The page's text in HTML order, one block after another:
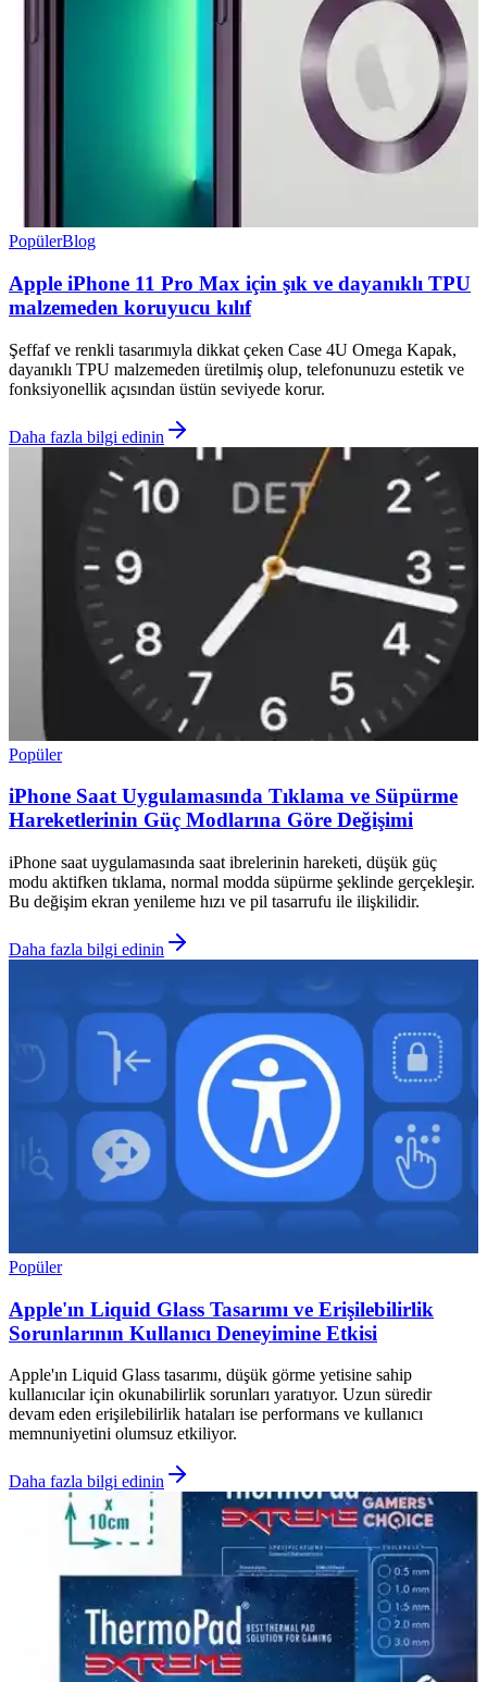
PopülerBlog
Apple iPhone 11 Pro Max için şık ve dayanıklı TPU
malzemeden koruyucu kılıf
Şeffaf ve renkli tasarımıyla dikkat çeken Case 4U Omega Kapak,
dayanıklı TPU malzemeden üretilmiş olup, telefonunuzu estetik ve
fonksiyonellik açısından üstün seviyede korur.
Daha fazla bilgi edinin
Popüler
iPhone Saat Uygulamasında Tıklama ve Süpürme
Hareketlerinin Güç Modlarına Göre Değişimi
iPhone saat uygulamasında saat ibrelerinin hareketi, düşük güç
modu aktifken tıklama, normal modda süpürme şeklinde gerçekleşir.
Bu değişim ekran yenileme hızı ve pil tasarrufu ile ilişkilidir.
Daha fazla bilgi edinin
Popüler
Apple'ın Liquid Glass Tasarımı ve Erişilebilirlik
Sorunlarının Kullanıcı Deneyimine Etkisi
Apple'ın Liquid Glass tasarımı, düşük görme yetisine sahip
kullanıcılar için okunabilirlik sorunları yaratıyor. Uzun süredir
devam eden erişilebilirlik hataları ise performans ve kullanıcı
memnuniyetini olumsuz etkiliyor.
Daha fazla bilgi edinin